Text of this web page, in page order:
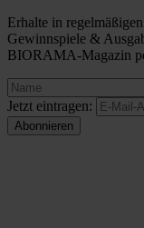
Erhalte in
Gewinnspiele &
BIORAMA-Magazin
Jetzt eintragen: